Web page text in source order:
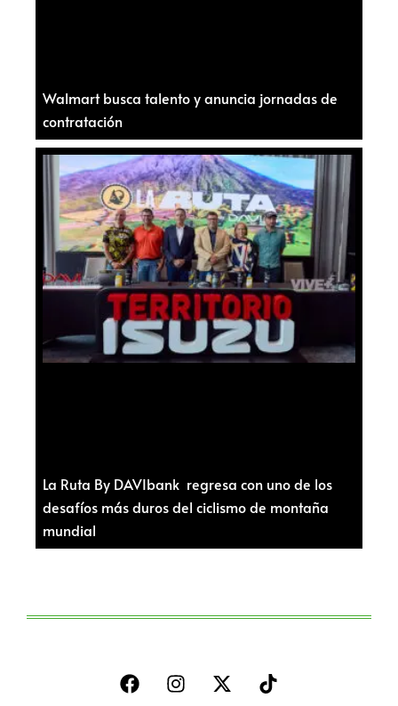
Walmart busca talento y anuncia jornadas de
contratación
La Ruta By DAVIbank regresa con uno de los
desafíos más duros del ciclismo de montaña
mundial